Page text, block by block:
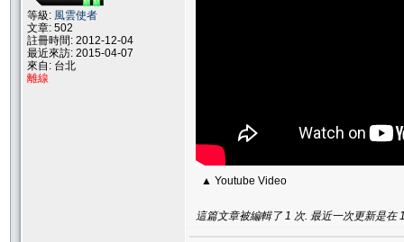
等級: 風雲使者
文章: 502
註冊時間: 2012-12-04
最近來訪: 2015-04-07
來自: 台北
離線
▲ Youtube Video
這篇文章被編輯了 1 次. 最近一次更新是在